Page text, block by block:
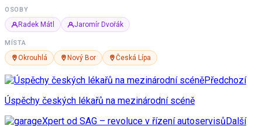
OSOBY
Radek Mátl Jaromír Dvořák
MÍSTA
Okrouhlá Nový Bor Česká Lípa
Předchozí
Úspěchy českých lékařů na mezinárodní scéně
Další